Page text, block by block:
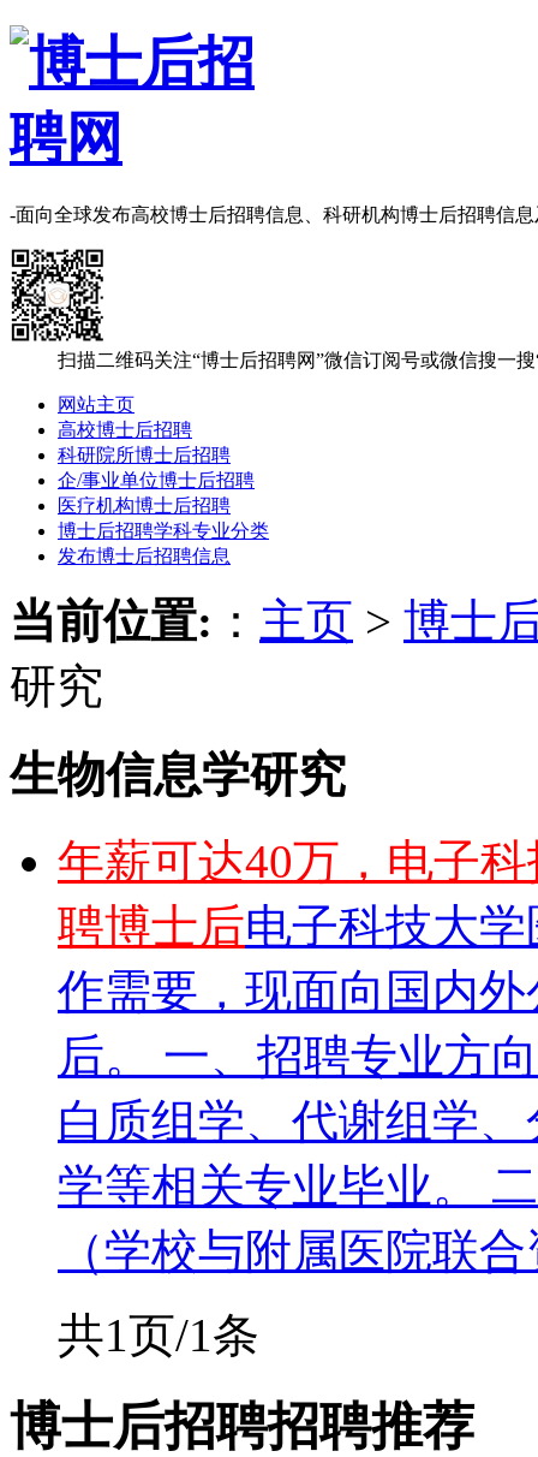
-面向全球发布高校博士后招聘信息、科研机构博士后招聘信
扫描二维码关注“博士后招聘网”微信订阅号或微信搜一
网站主页
高校博士后招聘
科研院所博士后招聘
企/事业单位博士后招聘
医疗机构博士后招聘
博士后招聘学科专业分类
发布博士后招聘信息
当前位置: ： 主页 > 博士
研究
生物信息学研究
年薪可达40万，电子
聘博士后电子科技大
作需要，现面向国内
后。 一、招聘专业方
白质组学、代谢组学
学等相关专业毕业。
（学校与附属医院联
共1页/1条
博士后招聘招聘推荐